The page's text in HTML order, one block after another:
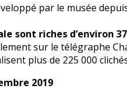
par le musée
sont riches d’environ
sur le télégraphe
plus de 225 000
2019